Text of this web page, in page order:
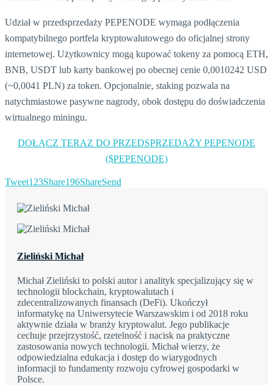
Udział w przedsprzedaży PEPENODE wymaga podłączenia
kompatybilnego portfela kryptowalutowego do oficjalnej strony
internetowej. Użytkownicy mogą kupować tokeny za pomocą ETH,
BNB, USDT lub karty bankowej po obecnej cenie 0,0010242 USD
(~0,0041 PLN) za token. Opcjonalnie, staking pozwala na
natychmiastowe pasywne nagrody, obok dostępu do doświadczenia
wirtualnego miningu.
DOŁĄCZ TERAZ DO PRZEDSPRZEDAŻY PEPENODE
($PEPENODE)
Tweet123Share196ShareSend
Zieliński Michał
Michał Zieliński to polski autor i analityk specjalizujący się w
technologii blockchain, kryptowalutach i
zdecentralizowanych finansach (DeFi). Ukończył
informatykę na Uniwersytecie Warszawskim i od 2018 roku
aktywnie działa w branży kryptowalut. Jego publikacje
cechuje przejrzystość, rzetelność i nacisk na praktyczne
zastosowania nowych technologii. Michał wierzy, że
odpowiedzialna edukacja i dostęp do wiarygodnych
informacji to fundamenty rozwoju cyfrowej gospodarki w
Polsce.